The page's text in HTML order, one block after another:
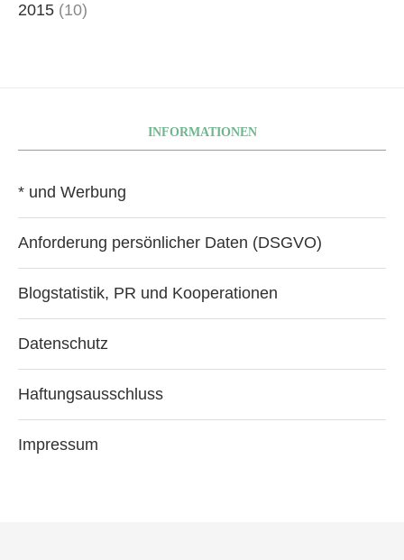
2015 (10)
INFORMATIONEN
* und Werbung
Anforderung persönlicher Daten (DSGVO)
Blogstatistik, PR und Kooperationen
Datenschutz
Haftungsausschluss
Impressum